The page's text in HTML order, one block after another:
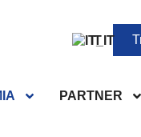
IT
PARTNER